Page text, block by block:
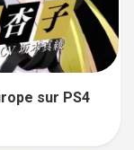
sur PS4